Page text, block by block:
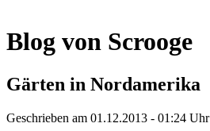
Blog von Scrooge
Gärten in Nordamerika
Geschrieben am 01.12.2013 - 01:24 Uhr